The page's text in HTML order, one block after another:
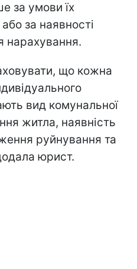
за умови їх
за наявності
нарахування.
що кожна
вид комунальної
житла, наявність
руйнування та
юрист.